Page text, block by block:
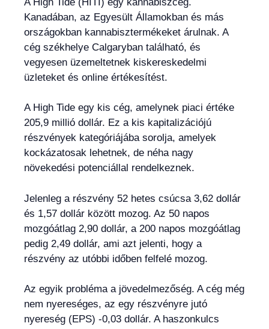
Kanadában, az Egyesült Államokban és más
országokban kannabisztermékeket árulnak. A
cég székhelye Calgaryban található, és
vegyesen üzemeltetnek kiskereskedelmi
üzleteket és online értékesítést.
A High Tide egy kis cég, amelynek piaci értéke
205,9 millió dollár. Ez a kis kapitalizációjú
részvények kategóriájába sorolja, amelyek
kockázatosak lehetnek, de néha nagy
növekedési potenciállal rendelkeznek.
Jelenleg a részvény 52 hetes csúcsa 3,62 dollár
és 1,57 dollár között mozog. Az 50 napos
mozgóátlag 2,90 dollár, a 200 napos mozgóátlag
pedig 2,49 dollár, ami azt jelenti, hogy a
részvény az utóbbi időben felfelé mozog.
Az egyik probléma a jövedelmezőség. A cég még
nem nyereséges, az egy részvényre jutó
nyereség (EPS) -0,03 dollár. A haszonkulcs